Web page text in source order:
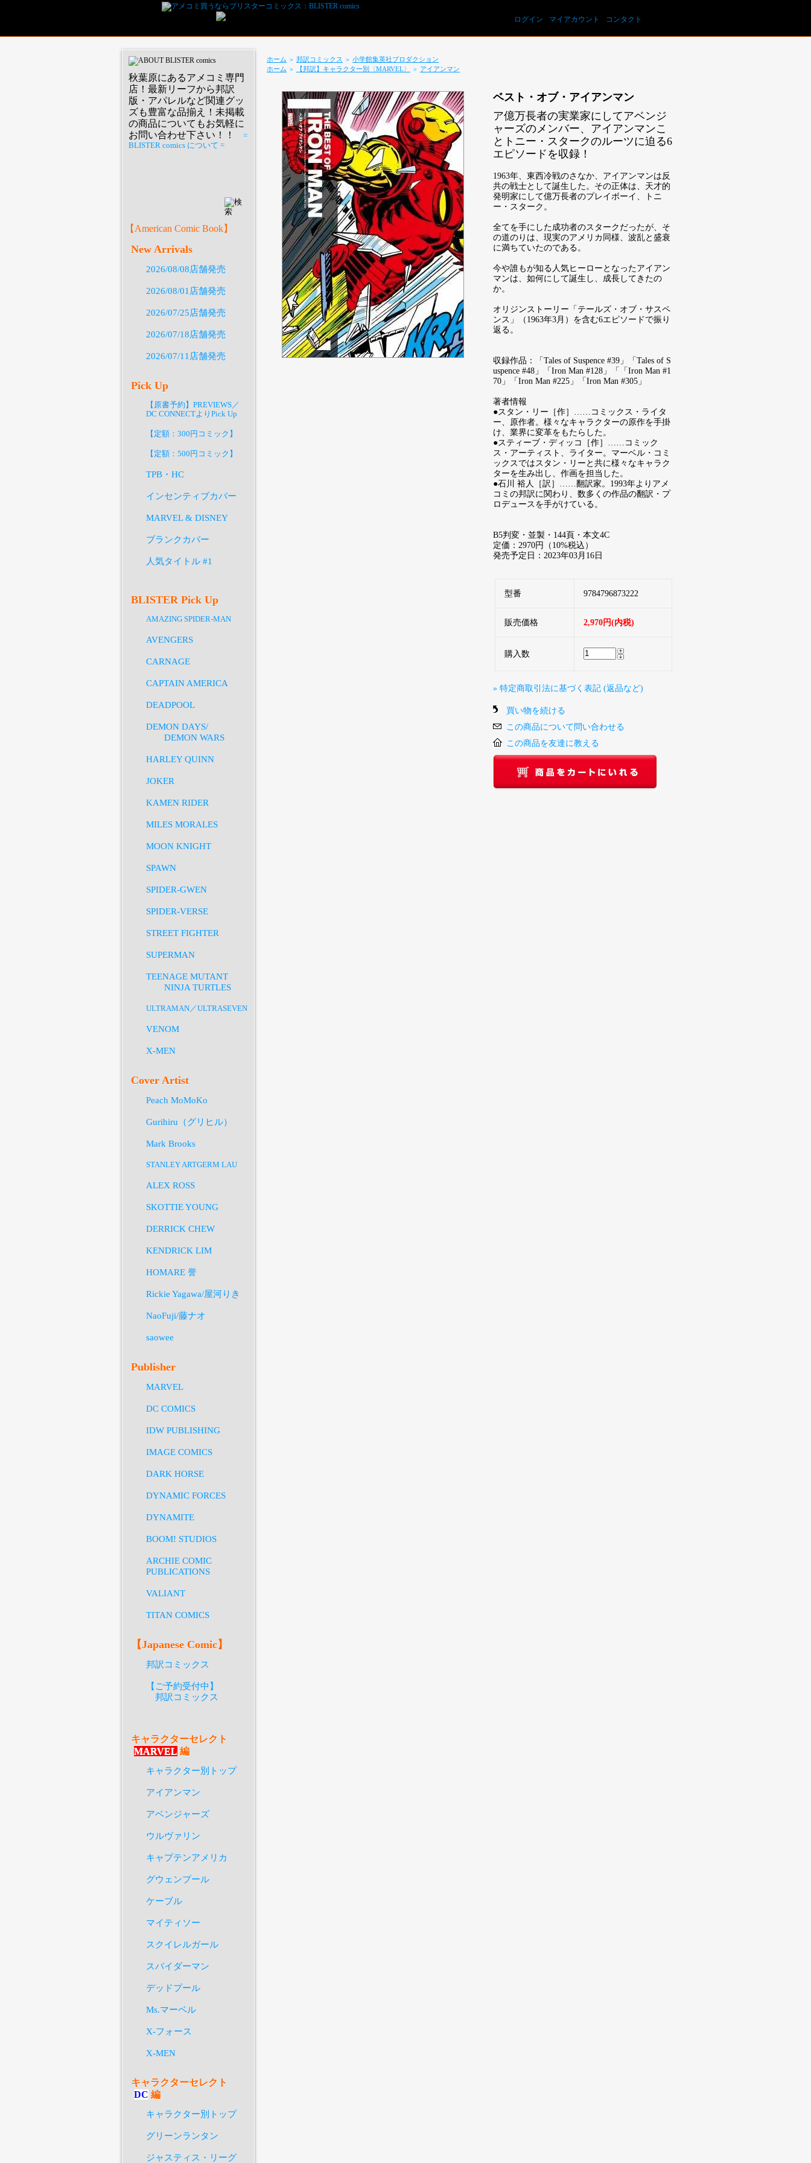
ログイン マイアカウント コンタクト
ホーム ＞ 邦訳コミックス ＞ 小学館集英社プロダクション
ホーム ＞ 【邦訳】キャラクター別〈MARVEL〉 ＞ アイアンマン
ベスト・オブ・アイアンマン
ア億万長者の実業家にしてアベンジ
ャーズのメンバー、アイアンマンこ
とトニー・スタークのルーツに迫る6
エピソードを収録！
1963年、東西冷戦のさなか、アイアンマンは反
共の戦士として誕生した。その正体は、天才的
発明家にして億万長者のプレイボーイ、トニ
ー・スターク。
全てを手にした成功者のスタークだったが、そ
の道のりは、現実のアメリカ同様、波乱と盛衰
に満ちていたのである。
今や誰もが知る人気ヒーローとなったアイアン
マンは、如何にして誕生し、成長してきたの
か。
オリジンストーリー「テールズ・オブ・サスペ
ンス」（1963年3月）を含む6エピソードで振り
返る。
収録作品：「Tales of Suspence #39」「Tales of S
uspence #48」「Iron Man #128」「「Iron Man #1
70」「Iron Man #225」「Iron Man #305」
著者情報
●スタン・リー［作］……コミックス・ライタ
ー、原作者。様々なキャラクターの原作を手掛
け、業界に変革をもたらした。
●スティーブ・ディッコ［作］……コミック
ス・アーティスト、ライター。マーベル・コミ
ックスではスタン・リーと共に様々なキャラク
ターを生み出し、作画を担当した。
●石川 裕人［訳］……翻訳家。1993年よりアメ
コミの邦訳に関わり、数多くの作品の翻訳・プ
ロデュースを手がけている。
B5判変・並製・144頁・本文4C
定価：2970円（10%税込）
発売予定日：2023年03月16日
型番 9784796873222
販売価格 2,970円(内税)
購入数
» 特定商取引法に基づく表記 (返品など)
買い物を続ける
この商品について問い合わせる
この商品を友達に教える
秋葉原にあるアメコミ専門
店！最新リーフから邦訳
版・アパレルなど関連グッ
ズも豊富な品揃え！未掲載
の商品についてもお気軽に
お問い合わせ下さい！！
=
BLISTER comics について =
PREVIEWS予約オーダー用紙ダウンロード
【American Comic Book】
New Arrivals
2026/08/08店舗発売
2026/08/01店舗発売
2026/07/25店舗発売
2026/07/18店舗発売
2026/07/11店舗発売
Pick Up
【原書予約】PREVIEWS／
DC CONNECTよりPick Up
【定額：300円コミック】
【定額：500円コミック】
TPB・HC
インセンティブカバー
MARVEL & DISNEY
ブランクカバー
人気タイトル #1
BLISTER Pick Up
AMAZING SPIDER-MAN
AVENGERS
CARNAGE
CAPTAIN AMERICA
DEADPOOL
DEMON DAYS/
DEMON WARS
HARLEY QUINN
JOKER
KAMEN RIDER
MILES MORALES
MOON KNIGHT
SPAWN
SPIDER-GWEN
SPIDER-VERSE
STREET FIGHTER
SUPERMAN
TEENAGE MUTANT
NINJA TURTLES
ULTRAMAN／ULTRASEVEN
VENOM
X-MEN
Cover Artist
Peach MoMoKo
Gurihiru（グリヒル）
Mark Brooks
STANLEY ARTGERM LAU
ALEX ROSS
SKOTTIE YOUNG
DERRICK CHEW
KENDRICK LIM
HOMARE 誉
Rickie Yagawa/屋河りき
NaoFuji/藤ナオ
saowee
Publisher
MARVEL
DC COMICS
IDW PUBLISHING
IMAGE COMICS
DARK HORSE
DYNAMIC FORCES
DYNAMITE
BOOM! STUDIOS
ARCHIE COMIC
PUBLICATIONS
VALIANT
TITAN COMICS
【Japanese Comic】
邦訳コミックス
【ご予約受付中】
邦訳コミックス
キャラクターセレクト
MARVEL 編
キャラクター別トップ
アイアンマン
アベンジャーズ
ウルヴァリン
キャプテンアメリカ
グウェンプール
ケーブル
マイティソー
スクイレルガール
スパイダーマン
デッドプール
Ms.マーベル
X-フォース
X-MEN
キャラクターセレクト
DC 編
キャラクター別トップ
グリーンランタン
ジャスティス・リーグ